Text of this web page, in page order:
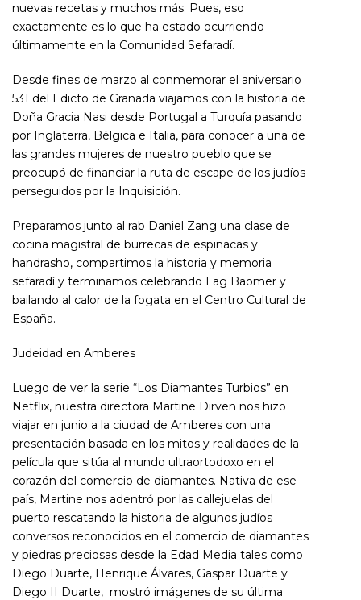
nuevas recetas y muchos más. Pues, eso
exactamente es lo que ha estado ocurriendo
últimamente en la Comunidad Sefaradí.
Desde fines de marzo al conmemorar el aniversario
531 del Edicto de Granada viajamos con la historia de
Doña Gracia Nasi desde Portugal a Turquía pasando
por Inglaterra, Bélgica e Italia, para conocer a una de
las grandes mujeres de nuestro pueblo que se
preocupó de financiar la ruta de escape de los judíos
perseguidos por la Inquisición.
Preparamos junto al rab Daniel Zang una clase de
cocina magistral de burrecas de espinacas y
handrasho, compartimos la historia y memoria
sefaradí y terminamos celebrando Lag Baomer y
bailando al calor de la fogata en el Centro Cultural de
España.
Judeidad en Amberes
Luego de ver la serie “Los Diamantes Turbios” en
Netflix, nuestra directora Martine Dirven nos hizo
viajar en junio a la ciudad de Amberes con una
presentación basada en los mitos y realidades de la
película que sitúa al mundo ultraortodoxo en el
corazón del comercio de diamantes. Nativa de ese
país, Martine nos adentró por las callejuelas del
puerto rescatando la historia de algunos judíos
conversos reconocidos en el comercio de diamantes
y piedras preciosas desde la Edad Media tales como
Diego Duarte, Henrique Álvares, Gaspar Duarte y
Diego II Duarte, mostró imágenes de su última